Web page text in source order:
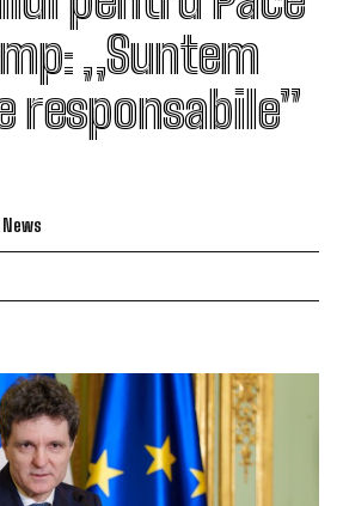
„Suntem
responsabile”
News